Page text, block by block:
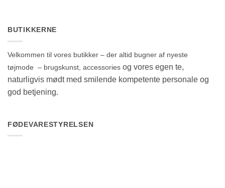
BUTIKKERNE
Velkommen til vores butikker – der altid bugner af nyeste
tøjmode – brugskunst, accessories og vores egen te,
naturligvis mødt med smilende kompetente personale og
god betjening.
FØDEVARESTYRELSEN